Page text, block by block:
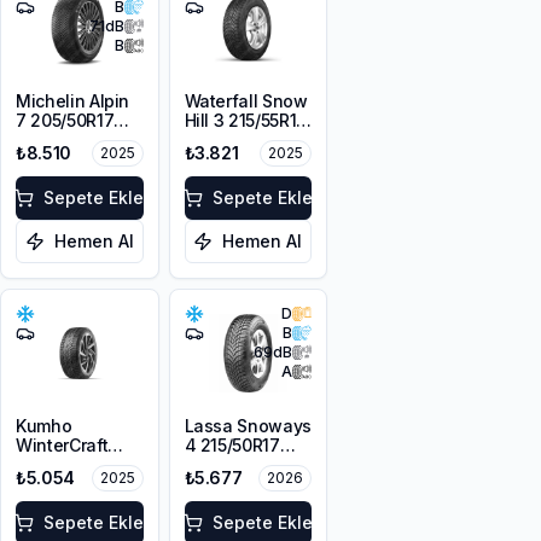
B
71dB
B
Michelin Alpin
7 205/50R17
93V XL M+S
3PMSF
₺8.510 2025
Sepete Ekle
Hemen Al
Waterfall Snow
Hill 3 215/55R16
₺3.821 2025
Sepete Ekle
Hemen Al
Kumho
WinterCraft
WI32 215/55R16
97T XL M+S
3PMSF
₺5.054 2025
Sepete Ekle
D
B
69dB
A
Lassa Snoways
4 215/50R17
95V XL M+S
3PMSF
₺5.677 2026
Sepete Ekle